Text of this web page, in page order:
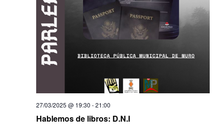
Hablemos de libros: D.N.I
27/03/2025 @ 19:30 -21:00